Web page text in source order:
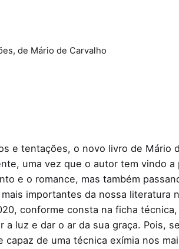
de Mário de Carvalho
e tentações, o novo livro de Mário
uma vez que o autor tem vindo
e o romance, mas também
importantes da nossa literatura
conforme consta na ficha
luz e dar o ar da sua graça. Pois,
de uma técnica exímia nos